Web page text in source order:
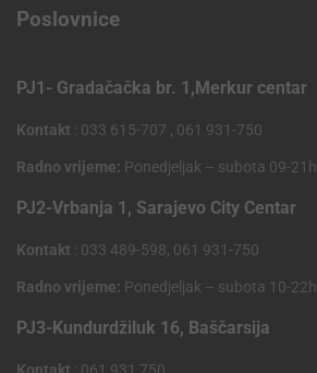
Poslovnice
PJ1- Gradačačka br. 1,Merkur centar
Kontakt : 033 615-707 , 061 931-750
Radno vrijeme: Ponedjeljak – subota 09-21h
PJ2-Vrbanja 1, Sarajevo City Centar
Kontakt : 033 489-598, 061 931-750
Radno vrijeme: Ponedjeljak – subota 10-22h
PJ3-Kundurdžiluk 16, Baščarsija